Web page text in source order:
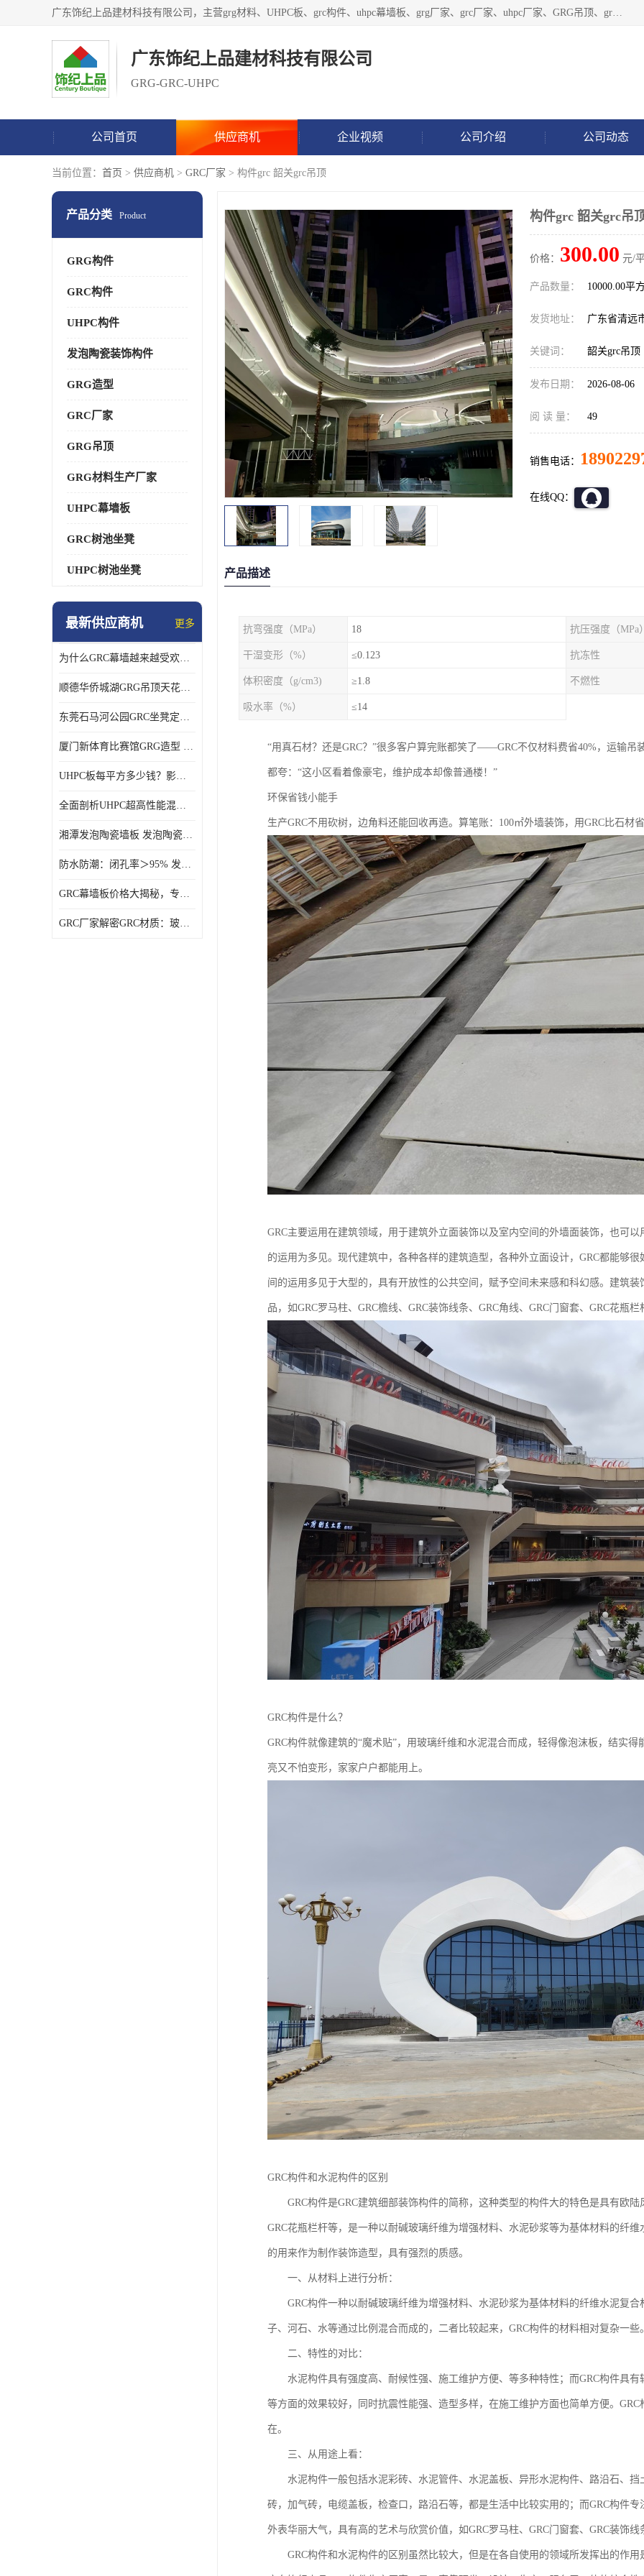
广东饰纪上品建材科技有限公司，主营grg材料、UHPC板、grc构件、uhpc幕墙板、grg厂家、grc厂家、uhpc厂家、GRG吊顶、grg石膏板、grg构件、外墙grc线条、grg造型、grg材料定制，uhpc高性能混凝土，uhpc构件，uhpc镂空挂板，grg材料生产厂家，广东grg厂家，广东grc厂家，联系方式*，2万平厂房，如果您对我公司的产品服务感兴趣，请联系我们。
广东饰纪上品建材科技有限公司
GRG-GRC-UHPC
公司首页 供应商机 企业视频 公司介绍 公司动态
当前位置： 首页 > 供应商机 > GRC厂家 > 构件grc 韶关grc吊顶
产品分类 Product
GRG构件
GRC构件
UHPC构件
发泡陶瓷装饰构件
GRG造型
GRC厂家
GRG吊顶
GRG材料生产厂家
UHPC幕墙板
GRC树池坐凳
UHPC树池坐凳
最新供应商机 更多
为什么GRC幕墙越来越受欢迎？一起来了解GRC幕墙
顺德华侨城湖GRG吊顶天花GRG材料定制厂家饰纪上品
东莞石马河公园GRC坐凳定制选择广东饰纪上品GRC构件厂家
厦门新体育比赛馆GRG造型 GRG材料 广东GRG厂家
UHPC板每平方多少钱？影响价格的关键因素解析
全面剖析UHPC超高性能混凝土：优势显著，劣势何在？
湘潭发泡陶瓷墙板 发泡陶瓷装饰构件 轻质高强：密度低但抗压强度高
防水防潮：闭孔率＞95% 发泡陶瓷装饰构件 南阳发泡陶瓷厂家
GRC幕墙板价格大揭秘，专业厂家报价助您轻松掌控预算
GRC厂家解密GRC材质：玻璃纤维与水泥复合，创新建筑新选择
构件grc 韶关grc吊
价格： 300.00 元/
产品数量： 10000.00平
发货地址： 广东省清远
关键词： 韶关grc吊顶
发布日期： 2026-08-06
阅 读 量： 49
销售电话：
在线QQ：
产品描述
抗弯强度（MPa） 18 抗压强度（MPa
干湿变形（%） ≤0.123 抗冻性
体积密度（g/cm3) ≥1.8 不燃性
吸水率（%） ≤14
“用真石材？还是GRC？”很多客户算完账都笑了——GRC不仅材料费省40%，运输吊
都夸：“这小区看着像豪宅，维护成本却像普通楼！”
环保省钱小能手‌
生产GRC不用砍树，边角料还能回收再造。算笔账：100㎡外墙装饰，用GRC比石材
GRC主要运用在建筑领域，用于建筑外立面装饰以及室内空间的外墙面装饰，也可
的运用为多见。现代建筑中，各种各样的建筑造型，各种外立面设计，GRC都能够
间的运用多见于大型的，具有开放性的公共空间，赋予空间未来感和科幻感。建筑
品，如GRC罗马柱、GRC檐线、GRC装饰线条、GRC角线、GRC门窗套、GRC花瓶栏
GRC构件是什么？‌
GRC构件就像建筑的“魔术贴”，用玻璃纤维和水泥混合而成，轻得像泡沫板，结实
亮又不怕变形，家家户户都能用上。
GRC构件和水泥构件的区别
GRC构件是GRC建筑细部装饰构件的简称，这种类型的构件大的特色是具有欧陆
GRC花瓶栏杆等，是一种以耐碱玻璃纤维为增强材料、水泥砂浆等为基体材料的纤
的用来作为制作装饰造型，具有强烈的质感。
一、从材料上进行分析：
GRC构件一种以耐碱玻璃纤维为增强材料、水泥砂浆为基体材料的纤维水泥复合
子、河石、水等通过比例混合而成的，二者比较起来，GRC构件的材料相对复杂一些
二、特性的对比：
水泥构件具有强度高、耐候性强、施工维护方便、等多种特性；而GRC构件具有
等方面的效果较好，同时抗震性能强、造型多样，在施工维护方面也简单方便。
在。
三、从用途上看：
水泥构件一般包括水泥彩砖、水泥管件、水泥盖板、异形水泥构件、路沿石、挡
砖，加气砖，电缆盖板，检查口，路沿石等，都是生活中比较实用的；而GRC构件
外表华丽大气，具有高的艺术与欣赏价值，如GRC罗马柱、GRC门窗套、GRC装饰线
GRC构件和水泥构件的区别虽然比较大，但是在各自使用的领域所发挥出的作用